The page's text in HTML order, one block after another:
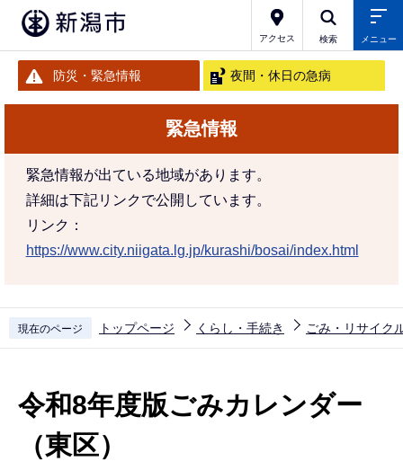
アクセス 検索 メニュー
防災・緊急情報 夜間・休日の急病
緊急情報
緊急情報が出ている地域があります。
詳細は下記リンクで公開しています。
リンク：
https://www.city.niigata.lg.jp/kurashi/bosai/index.html
現在のページ トップページ くらし・手続き ごみ・リサイク
令和8年度版ごみカレンダー
（東区）